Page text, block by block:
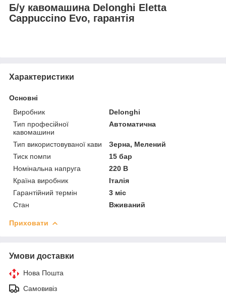
Б/у кавомашина Delonghi Eletta
Cappuccino Evo, гарантія
Характеристики
Основні
Виробник
Delonghi
Тип професійної
кавомашини
Автоматична
Тип використовуваної кави
Зерна, Мелений
Тиск помпи
15 бар
Номінальна напруга
220 В
Країна виробник
Італія
Гарантійний термін
3 міс
Стан
Вживаний
Приховати
Умови доставки
Нова Пошта
Самовивіз